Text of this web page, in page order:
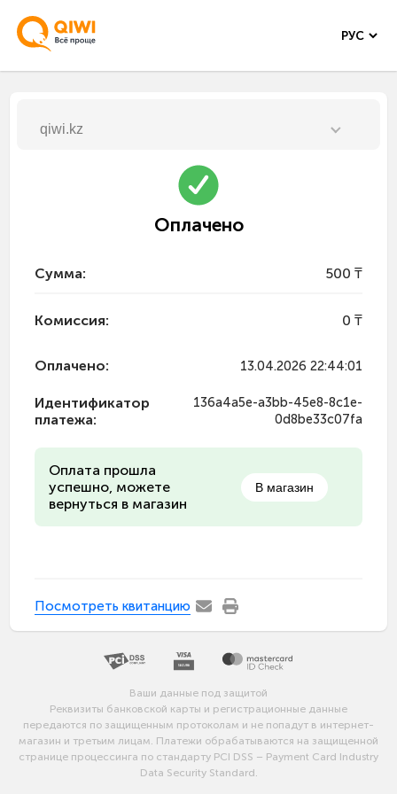
qiwi.kz
Оплачено
Сумма: 500 ₸
Комиссия: 0 ₸
Оплачено: 13.04.2026 22:44:01
Идентификатор
платежа:
136a4a5e-a3bb-45e8-8c1e-
0d8be33c07fa
Оплата прошла
успешно, можете
вернуться в магазин
В магазин
Посмотреть квитанцию
Ваши данные под защитой
Реквизиты банковской карты и регистрационные данные
передаются по защищенным протоколам и не попадут в интернет-
магазин и третьим лицам. Платежи обрабатываются на защищенной
странице процессинга по стандарту PCI DSS – Payment Card Industry
Data Security Standard.